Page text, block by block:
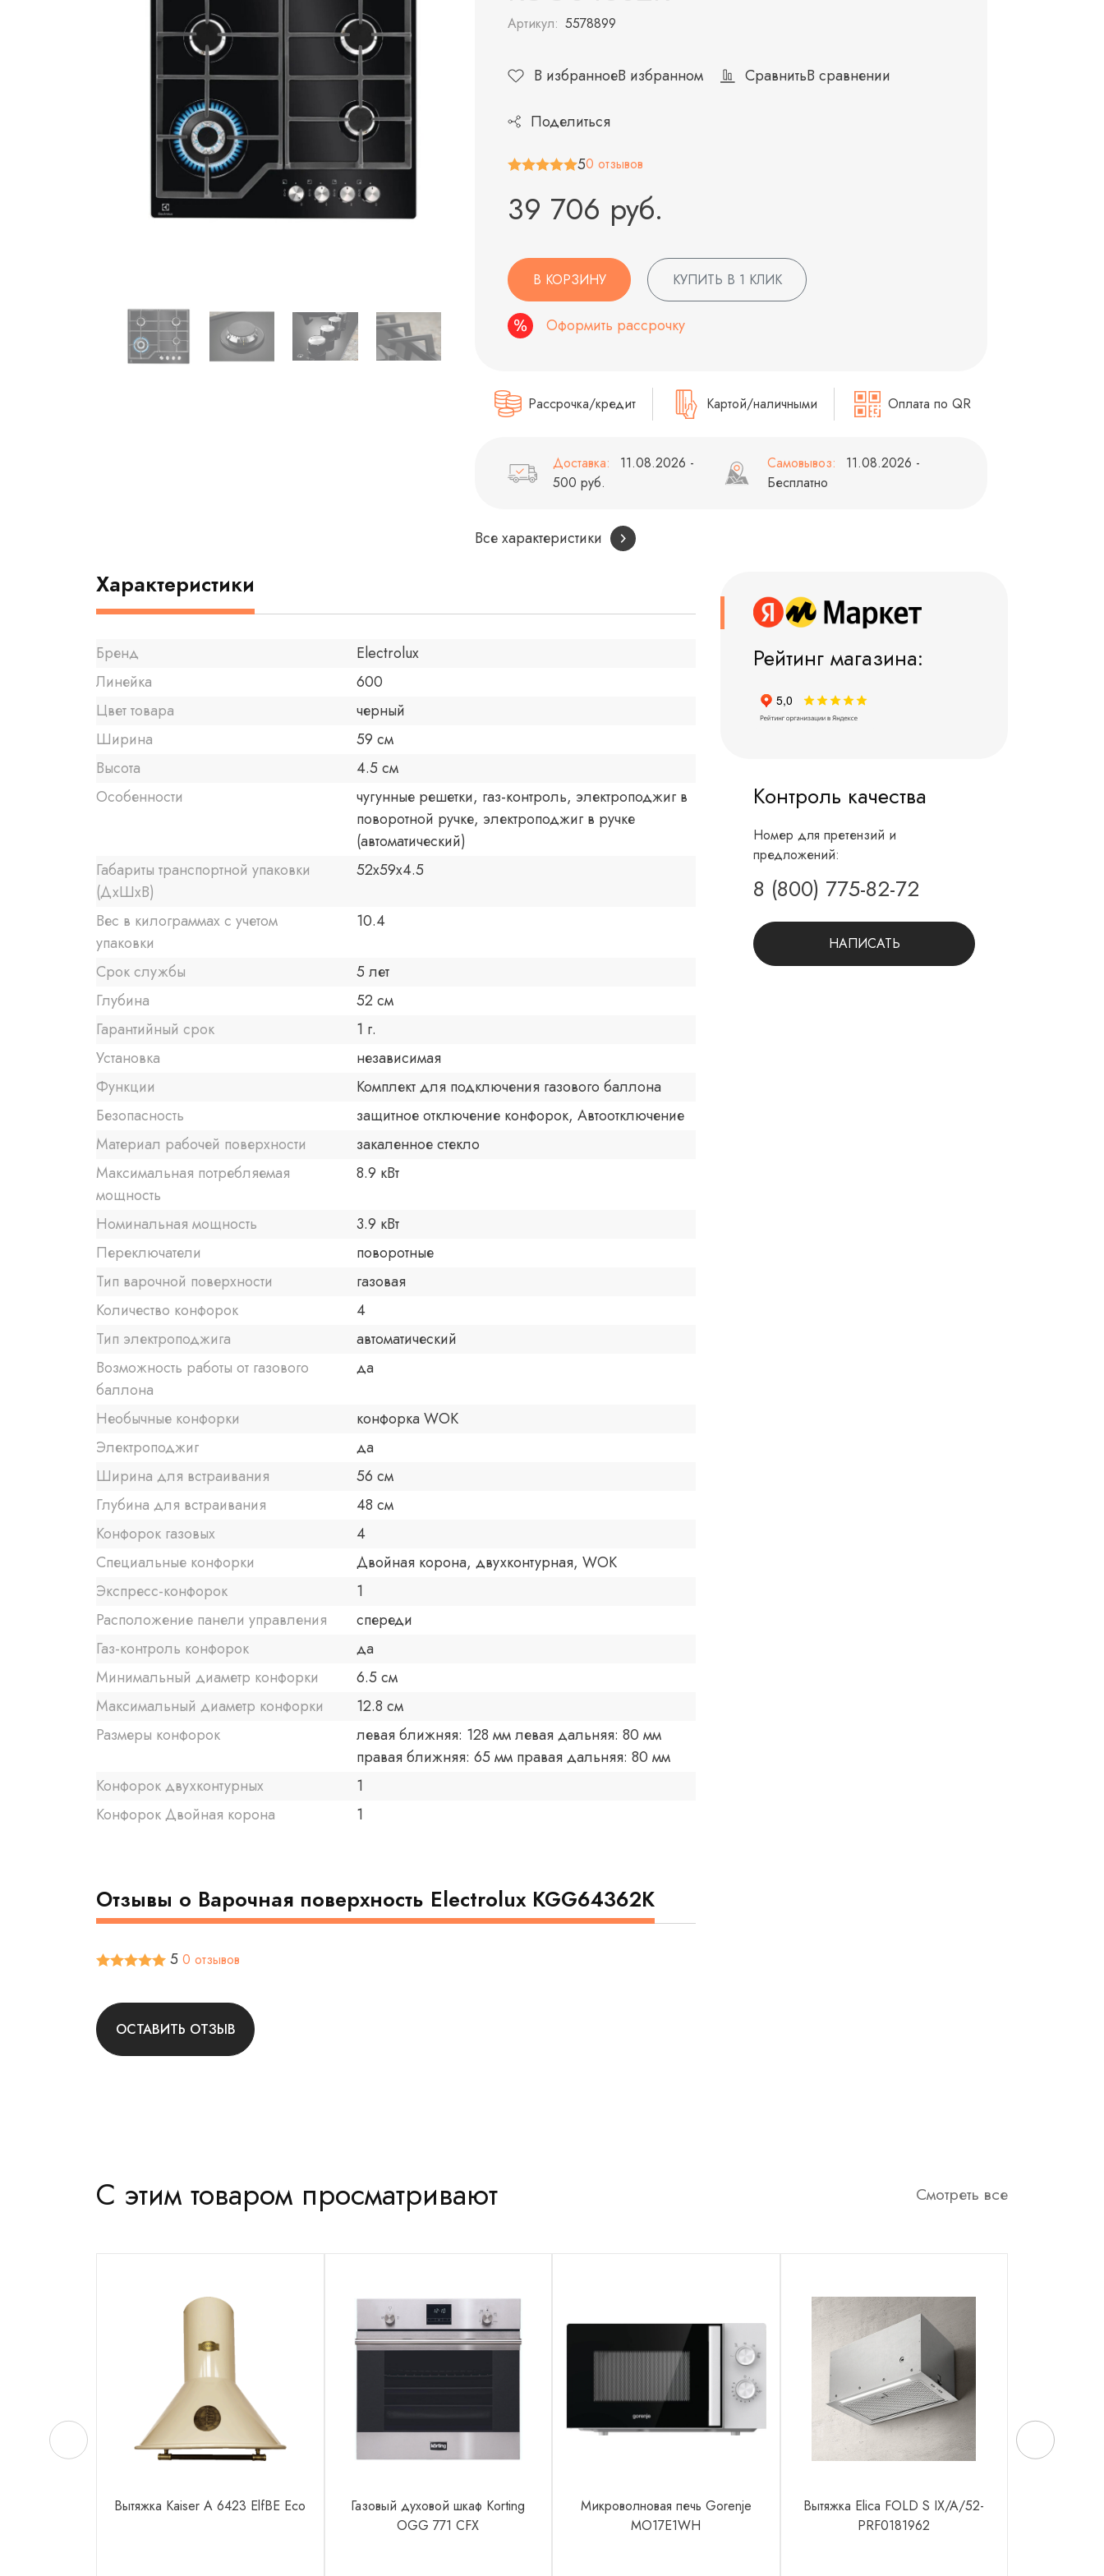
Артикул: 5578899
В избранноеВ избранном СравнитьВ сравнении
Поделиться
50 отзывов
39 706 руб.
В КОРЗИНУ КУПИТЬ В 1 КЛИК
Оформить рассрочку
Рассрочка/кредит Картой/наличными Оплата по QR
Доставка:
11.08.2026 -
500 руб.
Самовывоз:
11.08.2026 -
Бесплатно
Все характеристики
Рейтинг магазина:
Контроль качества
Номер для претензий и
предложений:
8 (800) 775-82-72
НАПИСАТЬ
Характеристики
Бренд
Electrolux
Линейка
600
Цвет товара
черный
Ширина
59 см
Высота
4.5 см
Особенности
чугунные решетки, газ-контроль, электроподжиг в
поворотной ручке, электроподжиг в ручке
(автоматический)
Габариты транспортной упаковки
(ДхШхВ)
52x59x4.5
Вес в килограммах с учетом
упаковки
10.4
Срок службы
5 лет
Глубина
52 см
Гарантийный срок
1 г.
Установка
независимая
Функции
Комплект для подключения газового баллона
Безопасность
защитное отключение конфорок, Автоотключение
Материал рабочей поверхности
закаленное стекло
Максимальная потребляемая
мощность
8.9 кВт
Номинальная мощность
3.9 кВт
Переключатели
поворотные
Тип варочной поверхности
газовая
Количество конфорок
4
Тип электроподжига
автоматический
Возможность работы от газового
баллона
да
Необычные конфорки
конфорка WOK
Электроподжиг
да
Ширина для встраивания
56 см
Глубина для встраивания
48 см
Конфорок газовых
4
Специальные конфорки
Двойная корона, двухконтурная, WOK
Экспресс-конфорок
1
Расположение панели управления
спереди
Газ-контроль конфорок
да
Минимальный диаметр конфорки
6.5 см
Максимальный диаметр конфорки
12.8 см
Размеры конфорок
левая ближняя: 128 мм левая дальняя: 80 мм
правая ближняя: 65 мм правая дальняя: 80 мм
Конфорок двухконтурных
1
Конфорок Двойная корона
1
Отзывы о Варочная поверхность Electrolux KGG64362K
5 0 отзывов
ОСТАВИТЬ ОТЗЫВ
С этим товаром просматривают Смотреть все
Вытяжка Kaiser A 6423 ElfBE Eco
Газовый духовой шкаф Korting
OGG 771 CFX
Микроволновая печь Gorenje
MO17E1WH
Вытяжка Elica FOLD S IX/A/52-
PRF0181962